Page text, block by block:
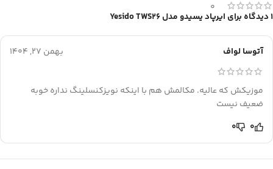
0
1 دیدگاه برای ایرپاد یسیدو مدل Yesido TWS26
آتوسا لواف بهمن 27, 1404
موزیکش که عالیه. مکالمش هم با اینکه نویزکنسلینگ نداره خوبه
ضعیف نیست
0
0